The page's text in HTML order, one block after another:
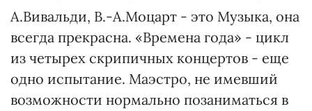
А.Вивальди, В.-А.Моцарт - это Музыка, она
всегда прекрасна. «Времена года» - цикл
из четырех скрипичных концертов - еще
одно испытание. Маэстро, не имевший
возможности нормально позаниматься в